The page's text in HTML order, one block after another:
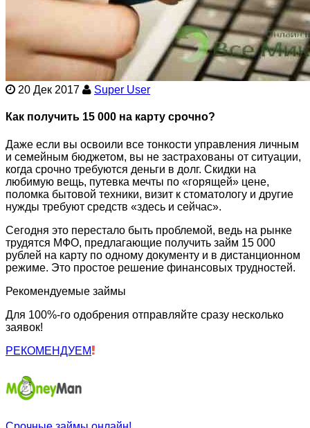
20 Дек 2017 Super User
Как получить 15 000 на карту срочно?
Даже если вы освоили все тонкости управления личным
и семейным бюджетом, вы не застрахованы от ситуации,
когда срочно требуются деньги в долг. Скидки на
любимую вещь, путевка мечты по «горящей» цене,
поломка бытовой техники, визит к стоматологу и другие
нужды требуют средств «здесь и сейчас».
Сегодня это перестало быть проблемой, ведь на рынке
трудятся МФО, предлагающие получить займ 15 000
рублей на карту по одному документу и в дистанционном
режиме. Это простое решение финансовых трудностей.
Рекомендуемые займы
Для 100%-го одобрения отправляйте сразу несколько
заявок!
РЕКОМЕНДУЕМ